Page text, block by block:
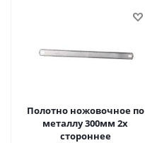
Полотно ножовочное по
металлу 300мм 2х
стороннее